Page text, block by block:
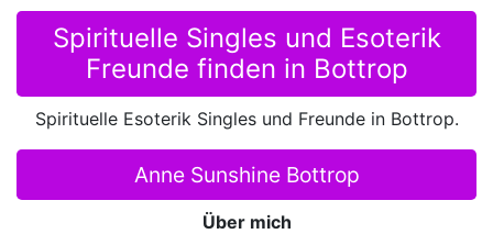
Spirituelle Singles und Esoterik
Freunde finden in Bottrop
Spirituelle Esoterik Singles und Freunde in Bottrop.
Anne Sunshine Bottrop
Über mich